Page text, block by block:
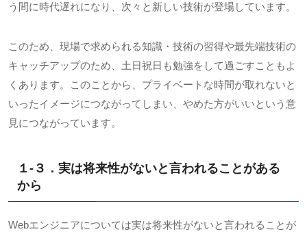
う間に時代遅れになり、次々と新しい技術が登場しています。
このため、現場で求められる知識・技術の習得や最先端技術の
キャッチアップのため、土日祝日も勉強をして過ごすこともよ
くあります。このことから、プライベートな時間が取れないと
いったイメージにつながってしまい、やめた方がいいという意
見につながっています。
１-３．実は将来性がないと言われることがある
から
Webエンジニアについては実は将来性がないと言われることが